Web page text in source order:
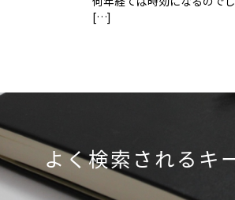
[…]
よく検索されるキ